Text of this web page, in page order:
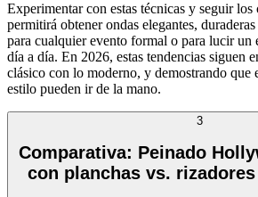
Experimentar con estas técnicas y seguir los
permitirá obtener ondas elegantes,
para cualquier evento formal o para lucir un
día a día. En 2026, estas tendencias siguen
clásico con lo moderno, y demostrando que
estilo pueden ir de la mano.
3
Comparativa: Peinado
con planchas vs.